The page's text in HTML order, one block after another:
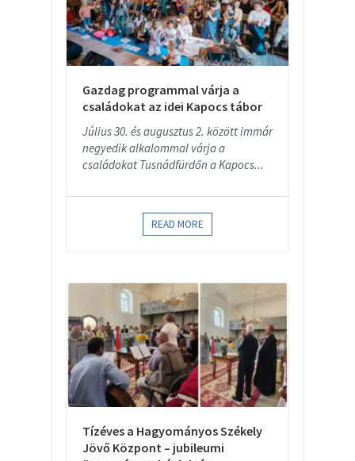
Gazdag programmal várja a
családokat az idei Kapocs tábor
Július 30. és augusztus 2. között immár
negyedik alkalommal várja a
családokat Tusnádfürdőn a Kapocs...
READ MORE
Tízéves a Hagyományos Székely
Jövő Központ – jubileumi